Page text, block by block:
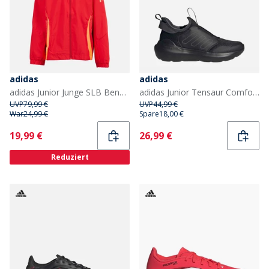
adidas
adidas Junior Junge SLB Benfica Allwetter Jacke Team Power Red 2
UVP79,99 €
War24,99 €
Current
19,99 €
Reduziert
adidas
adidas Junior Tensaur Comfort Turnschuhe Core Black/Grey Six/Grey Six
UVP44,99 €
Spare18,00 €
Current
26,99 €